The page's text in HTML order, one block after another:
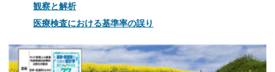
観察と解析
医療検査における基準率の誤り